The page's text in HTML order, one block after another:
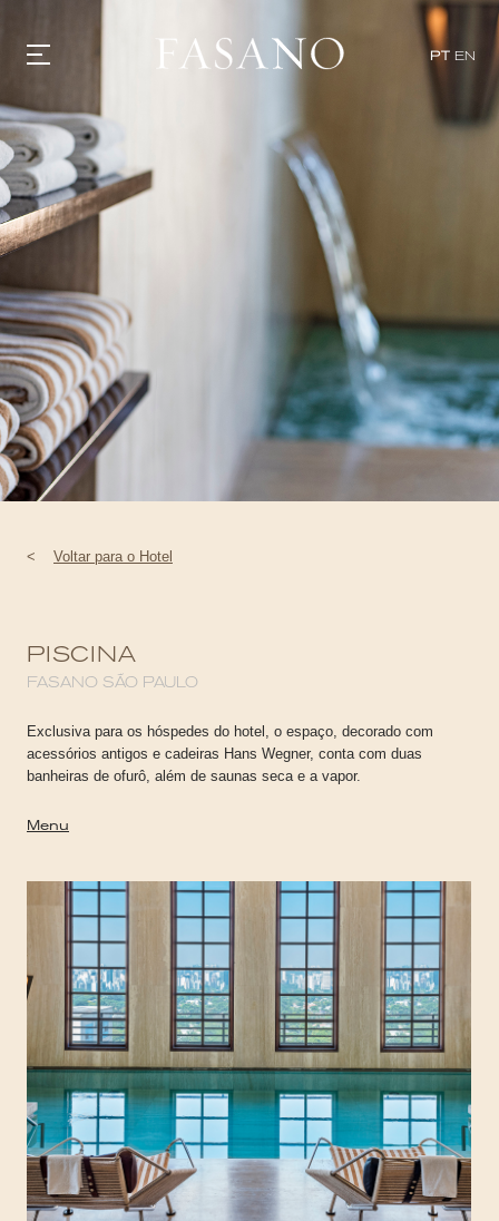
PT EN
GASTRONOMIA
HOTÉIS
EXPERIÊNCIAS
EVENTOS
VILLAS
DESCUBRA
WHAT'S COOKING
CORRIERE
HISTÓRIA
SUSTENTABILIDADE
CONTATO
< Voltar para o Hotel
PISCINA
FASANO SÃO PAULO
Exclusiva para os hóspedes do hotel, o espaço, decorado com
acessórios antigos e cadeiras Hans Wegner, conta com duas
banheiras de ofurô, além de saunas seca e a vapor.
Menu